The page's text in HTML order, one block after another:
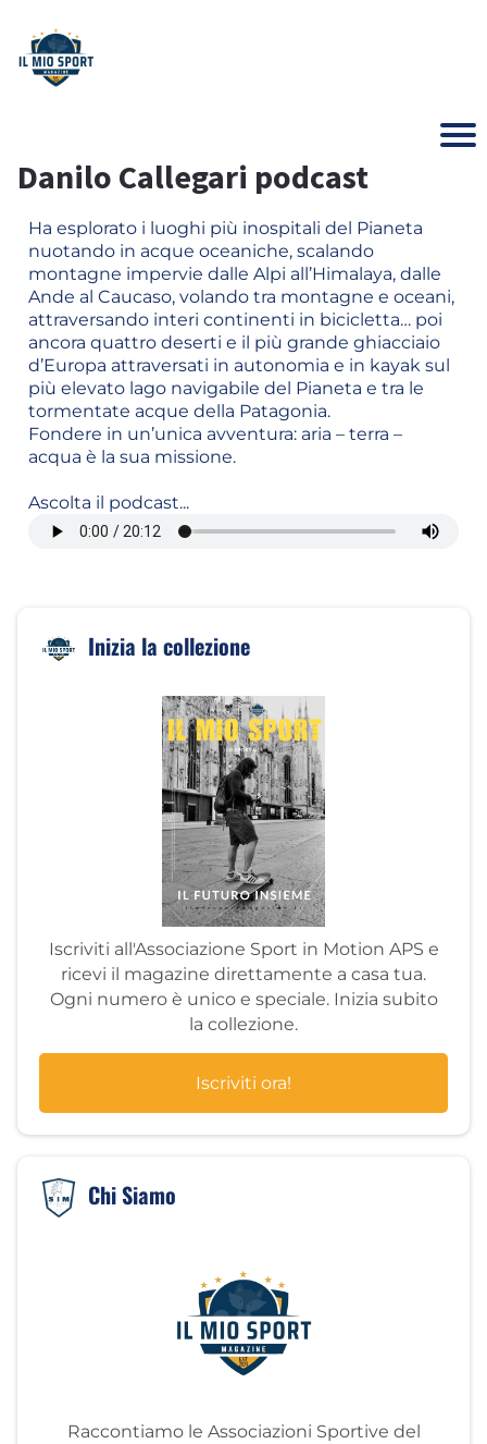
Danilo Callegari podcast
Ha esplorato i luoghi più inospitali del Pianeta
nuotando in acque oceaniche, scalando
montagne impervie dalle Alpi all’Himalaya, dalle
Ande al Caucaso, volando tra montagne e oceani,
attraversando interi continenti in bicicletta… poi
ancora quattro deserti e il più grande ghiacciaio
d’Europa attraversati in autonomia e in kayak sul
più elevato lago navigabile del Pianeta e tra le
tormentate acque della Patagonia.
Fondere in un’unica avventura: aria – terra –
acqua è la sua missione.
Ascolta il podcast...
Inizia la collezione
Iscriviti all'Associazione Sport in Motion APS e
ricevi il magazine direttamente a casa tua.
Ogni numero è unico e speciale. Inizia subito
la collezione.
Iscriviti ora!
Chi Siamo
Raccontiamo le Associazioni Sportive del